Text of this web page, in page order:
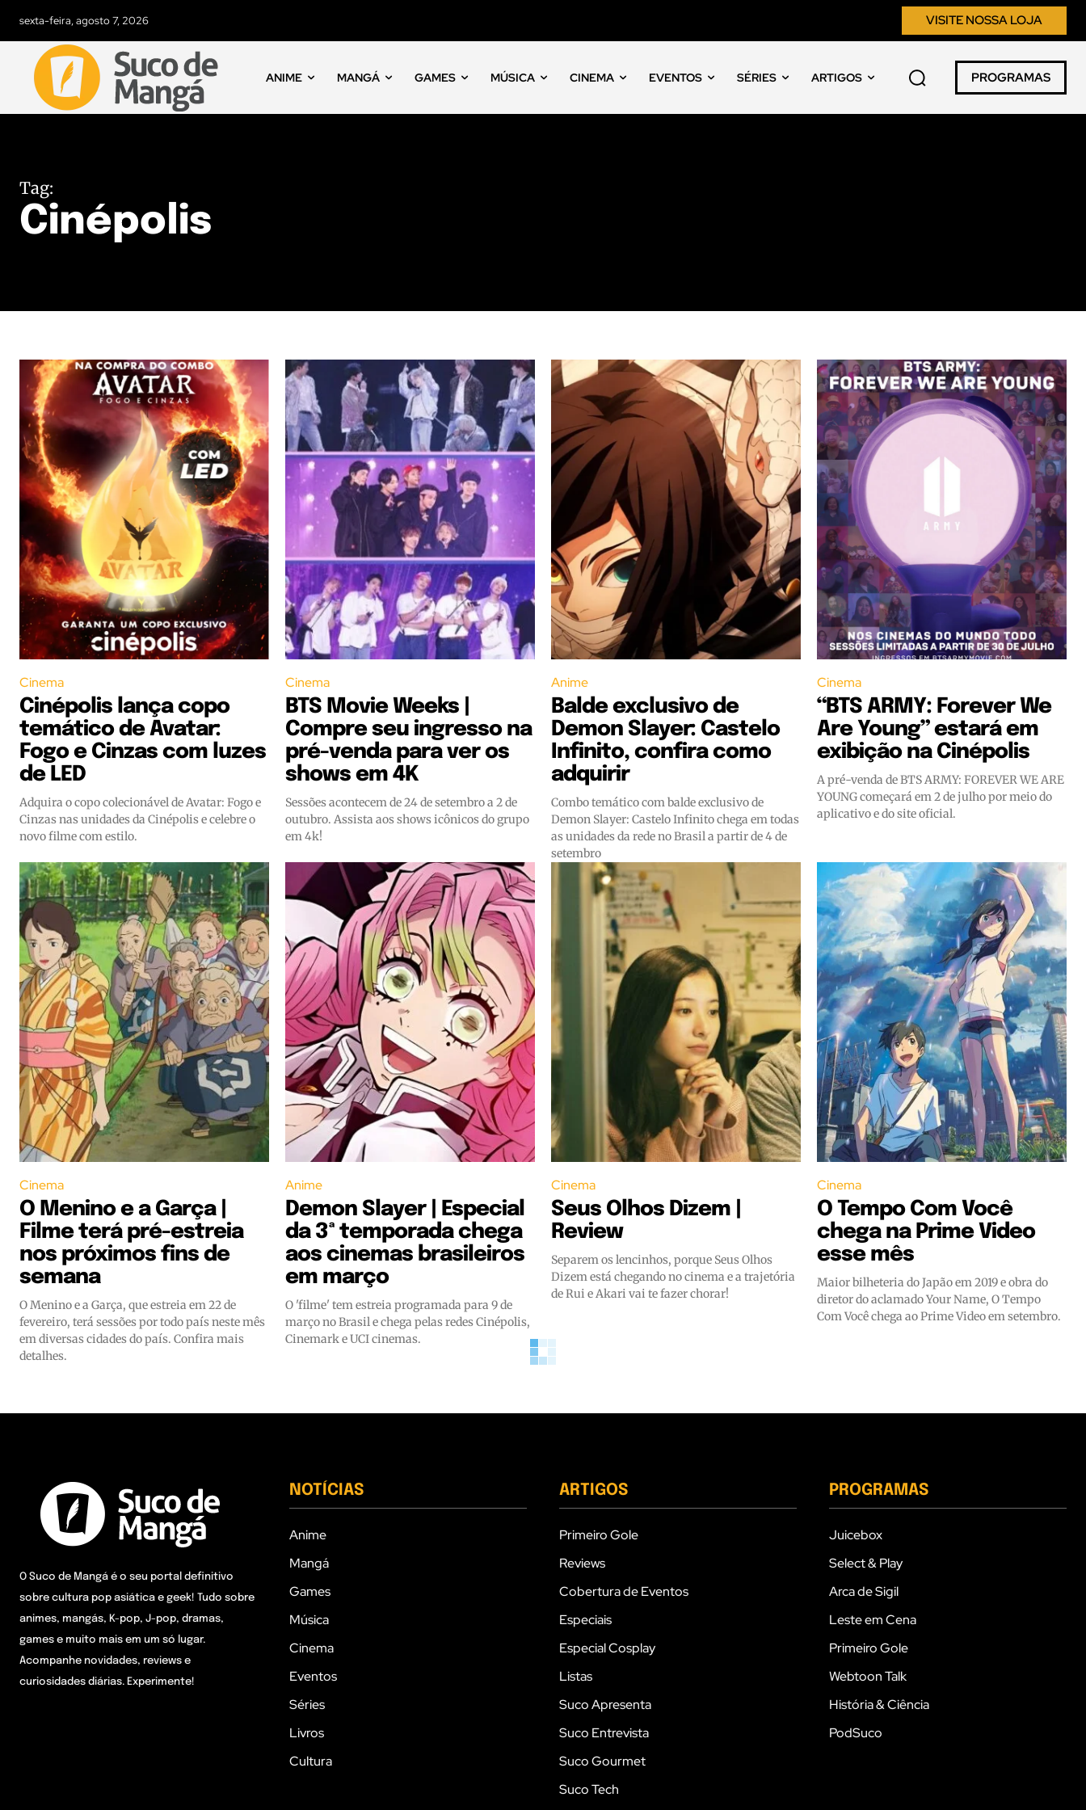
sexta-feira, agosto 7, 2026 VISITE NOSSA LOJA
ANIME MANGÁ GAMES MÚSICA CINEMA EVENTOS SÉRIES ARTIGOS PROGRAMAS
Tag:
Cinépolis
Cinema
Cinépolis lança copo
temático de Avatar:
Fogo e Cinzas com luzes
de LED
Adquira o copo colecionável de Avatar: Fogo e
Cinzas nas unidades da Cinépolis e celebre o
novo filme com estilo.
Cinema
BTS Movie Weeks |
Compre seu ingresso na
pré-venda para ver os
shows em 4K
Sessões acontecem de 24 de setembro a 2 de
outubro. Assista aos shows icônicos do grupo
em 4k!
Anime
Balde exclusivo de
Demon Slayer: Castelo
Infinito, confira como
adquirir
Combo temático com balde exclusivo de
Demon Slayer: Castelo Infinito chega em todas
as unidades da rede no Brasil a partir de 4 de
setembro
Cinema
“BTS ARMY: Forever We
Are Young” estará em
exibição na Cinépolis
A pré-venda de BTS ARMY: FOREVER WE ARE
YOUNG começará em 2 de julho por meio do
aplicativo e do site oficial.
Cinema
O Menino e a Garça |
Filme terá pré-estreia
nos próximos fins de
semana
O Menino e a Garça, que estreia em 22 de
fevereiro, terá sessões por todo país neste mês
em diversas cidades do país. Confira mais
detalhes.
Anime
Demon Slayer | Especial
da 3ª temporada chega
aos cinemas brasileiros
em março
O 'filme' tem estreia programada para 9 de
março no Brasil e chega pelas redes Cinépolis,
Cinemark e UCI cinemas.
Cinema
Seus Olhos Dizem |
Review
Separem os lencinhos, porque Seus Olhos
Dizem está chegando no cinema e a trajetória
de Rui e Akari vai te fazer chorar!
Cinema
O Tempo Com Você
chega na Prime Video
esse mês
Maior bilheteria do Japão em 2019 e obra do
diretor do aclamado Your Name, O Tempo
Com Você chega ao Prime Video em setembro.
O Suco de Mangá é o seu portal definitivo
sobre cultura pop asiática e geek! Tudo sobre
animes, mangás, K-pop, J-pop, dramas,
games e muito mais em um só lugar.
Acompanhe novidades, reviews e
curiosidades diárias. Experimente!
NOTÍCIAS
Anime
Mangá
Games
Música
Cinema
Eventos
Séries
Livros
Cultura
ARTIGOS
Primeiro Gole
Reviews
Cobertura de Eventos
Especiais
Especial Cosplay
Listas
Suco Apresenta
Suco Entrevista
Suco Gourmet
Suco Tech
PROGRAMAS
Juicebox
Select & Play
Arca de Sigil
Leste em Cena
Primeiro Gole
Webtoon Talk
História & Ciência
PodSuco